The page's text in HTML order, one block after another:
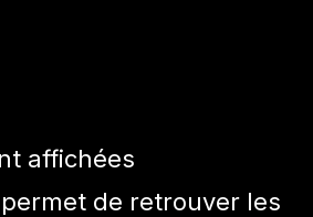
affichées
de retrouver les